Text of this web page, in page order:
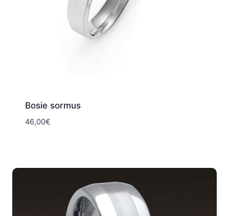
Bosie sormus
46,00€